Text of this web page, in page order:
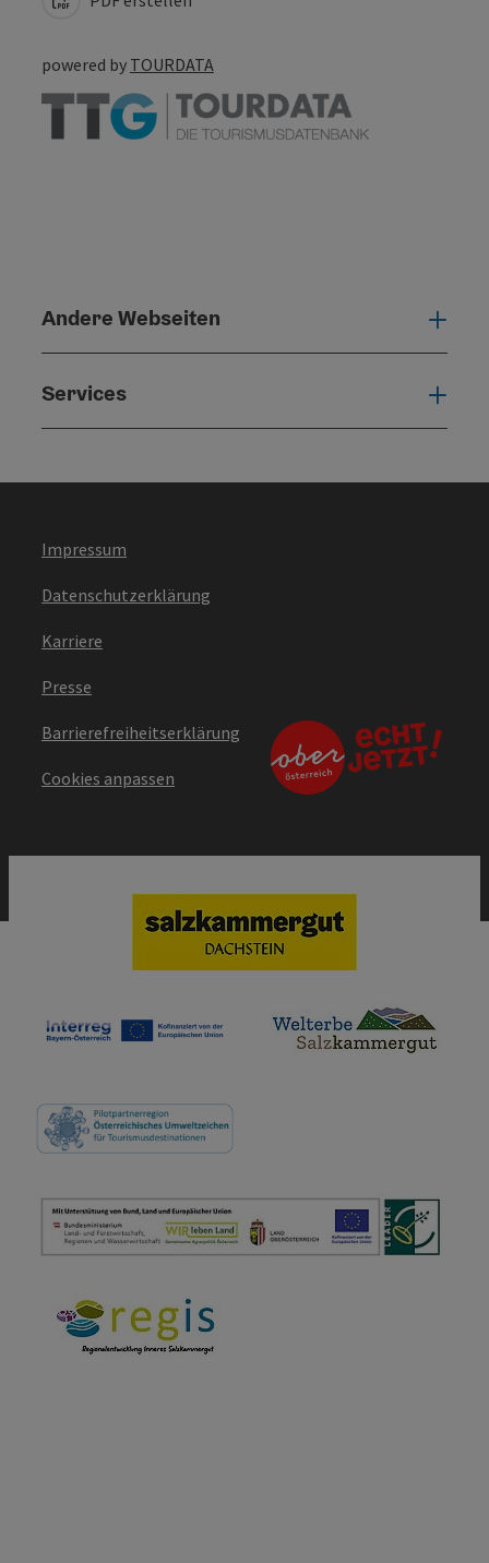
powered by TOURDATA
Andere Webseiten
Services
Impressum
Datenschutzerklärung
Karriere
Presse
Barrierefreiheitserklärung
Cookies anpassen